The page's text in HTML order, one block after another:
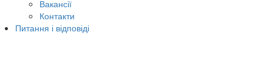
Вакансії
Контакти
Питання і відповіді